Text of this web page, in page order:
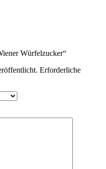
Würfelzucker“
Erforderliche